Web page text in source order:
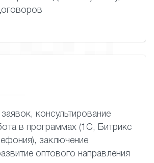
консультирование
в программах (1С, Битрикс
заключение
оптового направления